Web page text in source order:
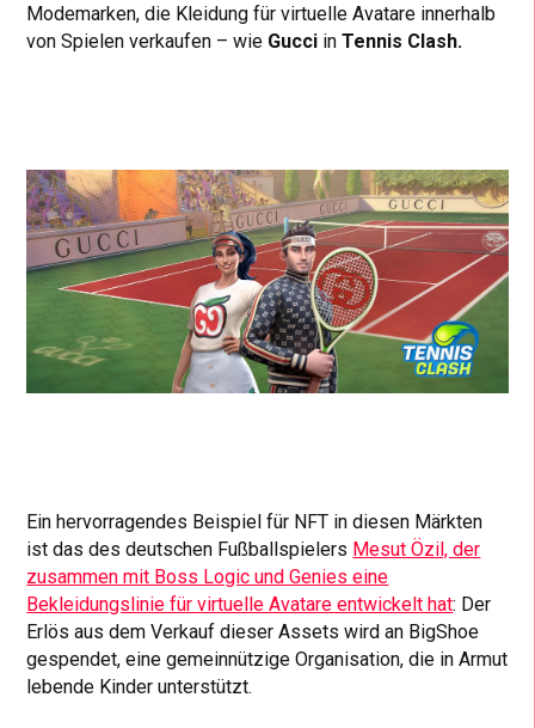
Modemarken, die Kleidung für virtuelle Avatare innerhalb
von Spielen verkaufen – wie Gucci inTennis Clash.
Ein hervorragendes Beispiel für NFT in diesen Märkten
ist das des deutschen Fußballspielers Mesut Özil, der
zusammen mit Boss Logic und Genies eine
Bekleidungslinie für virtuelle Avatare entwickelt hat: Der
Erlös aus dem Verkauf dieser Assets wird an BigShoe
gespendet, eine gemeinnützige Organisation, die in Armut
lebende Kinder unterstützt.